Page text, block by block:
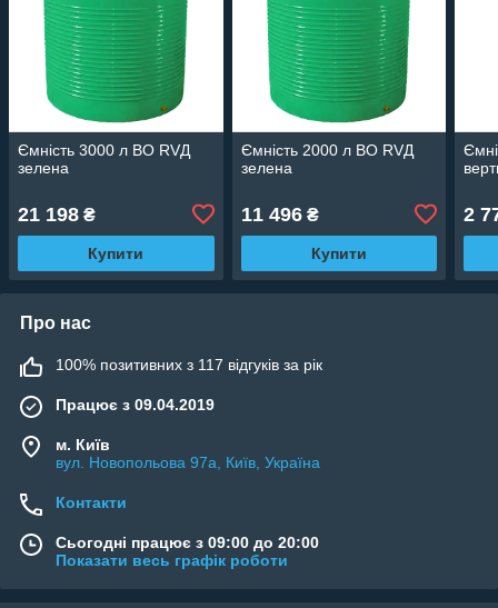
Ємність 3000 л ВО RVД
зелена
21 198 ₴
Купити
Ємність 2000 л ВО RVД
зелена
11 496₴
Купити
2
Про нас
100% позитивних з 117 відгуків за рік
Працює з 09.04.2019
м. Київ
вул. Новопольова 97а, Київ, Україна
Контакти
Сьогодні працює з 09:00 до 20:00
Показати весь графік роботи